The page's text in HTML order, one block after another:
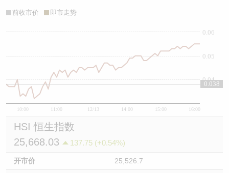
前收市价 即市走势
10:00 11:00 12/13 14:00 15:00 16:00
0.04
0.05
0.06
0.038
HSI 恒生指数
25,668.03
137.75 (+0.54%)
开市价 25,526.7